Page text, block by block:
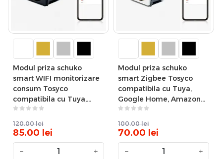
Modul priza schuko
smart WIFI monitorizare
consum Tosyco
compatibila cu Tuya,
Google Home, Amazon
Alexa
120.00 lei
85.00 lei
− +
Modul priza schuko
smart Zigbee Tosyco
compatibila cu Tuya,
Google Home, Amazon
Alexa
100.00 lei
70.00 lei
− +